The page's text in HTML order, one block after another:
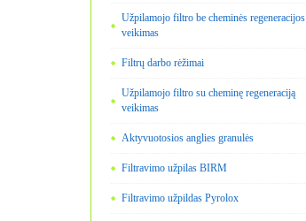
Užpilamojo filtro be cheminės regeneracijos
veikimas
Filtrų darbo rėžimai
Užpilamojo filtro su cheminę regeneraciją
veikimas
Aktyvuotosios anglies granulės
Filtravimo užpilas BIRM
Filtravimo užpildas Pyrolox